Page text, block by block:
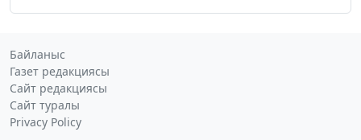
Байланыс
Газет редакциясы
Сайт редакциясы
Сайт туралы
Privacy Policy